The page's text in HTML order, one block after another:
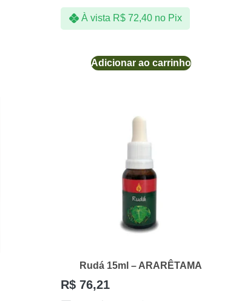
À vista R$72,40 no Pix
Adicionar ao carrinho
Rudá 15ml – ARARÊTAMA
R$ 76,21